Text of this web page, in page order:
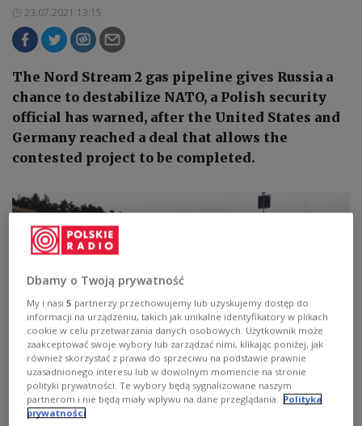
23.07.2021 13:15
The Nord Stream 2 gas pipeline gives Russia a
chance to destabilize NATO, a Polish security
official has warned, after the United States and
Germany reached a deal that allows the
contested project to be completed.
Photo: PAP/DPA/Stefan Sauer
Dbamy o Twoją prywatność
My i nasi5 partnerzy przechowujemy lub uzyskujemy dostęp do
informacji na urządzeniu, takich jak unikalne identyfikatory w plikach
cookie w celu przetwarzania danych osobowych. Użytkownik może
zaakceptować swoje wybory lub zarządzać nimi, klikając poniżej, jak
również skorzystać z prawa do sprzeciwu na podstawie prawnie
uzasadnionego interesu lub w dowolnym momencie na stronie
polityki prywatności. Te wybory będą sygnalizowane naszym
partnerom i nie będą miały wpływu na dane przeglądania.
Polityka
prywatności